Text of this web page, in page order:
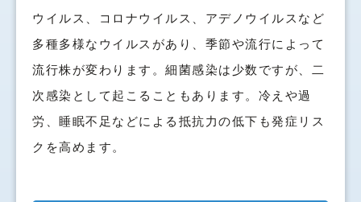
ウイルス、コロナウイルス、アデノウイルスなど
多種多様なウイルスがあり、季節や流行によって
流行株が変わります。細菌感染は少数ですが、二
次感染として起こることもあります。冷えや過
労、睡眠不足などによる抵抗力の低下も発症リス
クを高めます。